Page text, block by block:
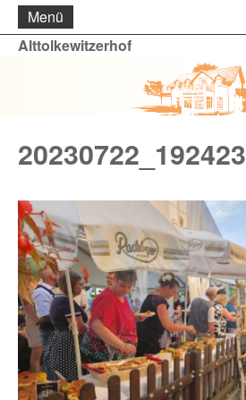
Menü
Alttolkewitzerhof
20230722_192423